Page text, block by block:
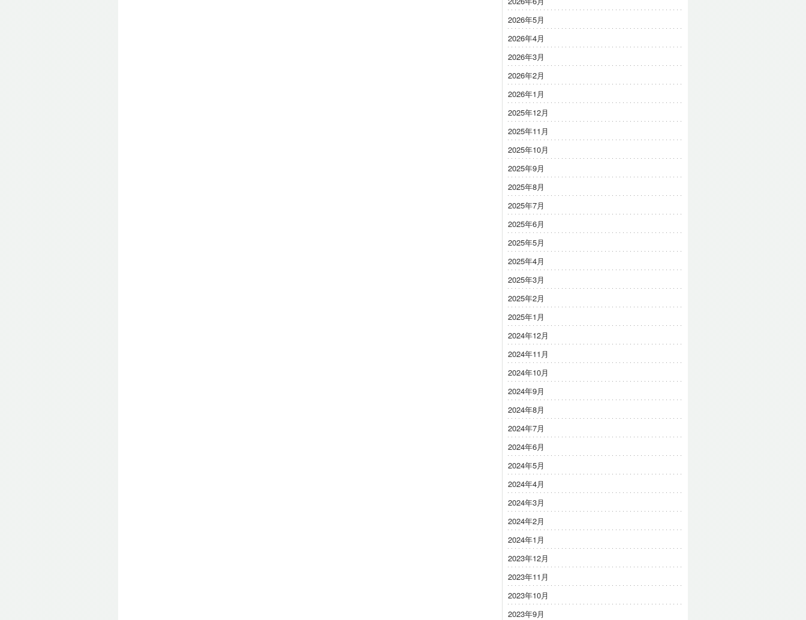
2026年5月
2026年4月
2026年3月
2026年2月
2026年1月
2025年12月
2025年11月
2025年10月
2025年9月
2025年8月
2025年7月
2025年6月
2025年5月
2025年4月
2025年3月
2025年2月
2025年1月
2024年12月
2024年11月
2024年10月
2024年9月
2024年8月
2024年7月
2024年6月
2024年5月
2024年4月
2024年3月
2024年2月
2024年1月
2023年12月
2023年11月
2023年10月
2023年9月